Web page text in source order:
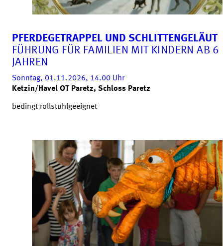
PFERDEGETRAPPEL UND SCHLITTENGELÄUT
FÜHRUNG FÜR FAMILIEN MIT KINDERN AB 6
JAHREN
Sonntag, 01.11.2026, 14.00 Uhr
Ketzin/Havel OT Paretz, Schloss Paretz
bedingt rollstuhlgeeignet